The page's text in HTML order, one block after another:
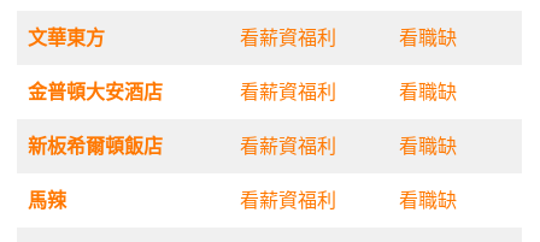
文華東方 看薪資福利 看職缺
金普頓大安酒店 看薪資福利 看職缺
新板希爾頓飯店 看薪資福利 看職缺
馬辣 看薪資福利 看職缺